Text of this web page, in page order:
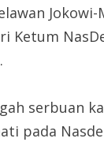
Ketum
serbuan
pada